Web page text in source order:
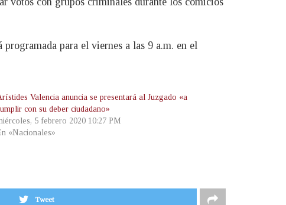
para el viernes a las 9 a.m. en el
Valencia anuncia se presentará al Juzgado «a
con su deber ciudadano»
5 febrero 2020 10:27 PM
«Nacionales»
Tweet